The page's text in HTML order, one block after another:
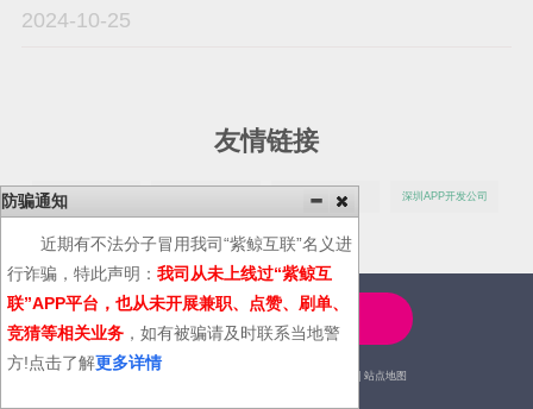
2024-10-25
友情链接
设备管理系统 货代软件 深圳APP开发公司
广州APP开发公司
4000-600-366
站点地图
防骗通知
近期有不法分子冒用我司“紫鲸互联”名义进
行诈骗，特此声明： 我司从未上线过“紫鲸互
联”APP平台，也从未开展兼职、点赞、刷单、
竞猜等相关业务 ，如有被骗请及时联系当地警
方!点击了解更多详情